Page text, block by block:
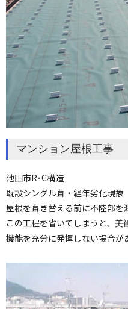
マンション屋根工事
池田市R･C構造
既設シングル葺・経年劣化現象
屋根を葺き替える前に不陸部を
この工程を省いてしまうと、
機能を充分に発揮しない場合が